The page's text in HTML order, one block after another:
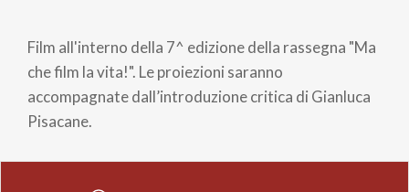
di
pane
Film all'interno della 7^ edizione della rassegna "Ma
che film la vita!". Le proiezioni saranno
accompagnate dall’introduzione critica di Gianluca
Pisacane.